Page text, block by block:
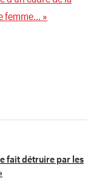
femme… »
fait détruire par les